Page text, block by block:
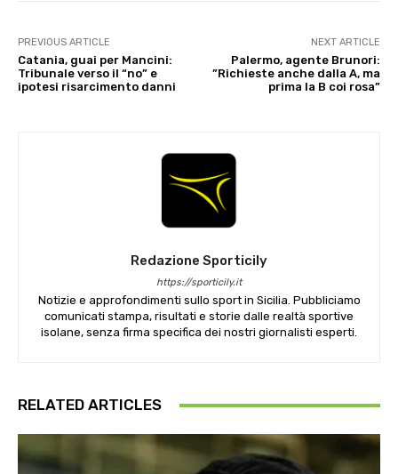
PREVIOUS ARTICLE
Catania, guai per Mancini:
Tribunale verso il “no” e
ipotesi risarcimento danni
NEXT ARTICLE
Palermo, agente Brunori:
”Richieste anche dalla A, ma
prima la B coi rosa”
Redazione Sporticily
https://sporticily.it
Notizie e approfondimenti sullo sport in Sicilia. Pubbliciamo
comunicati stampa, risultati e storie dalle realtà sportive
isolane, senza firma specifica dei nostri giornalisti esperti.
RELATED ARTICLES